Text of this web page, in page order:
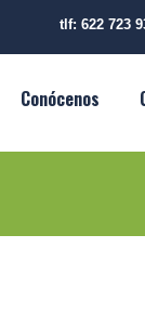
tlf: 622 723
Conócenos